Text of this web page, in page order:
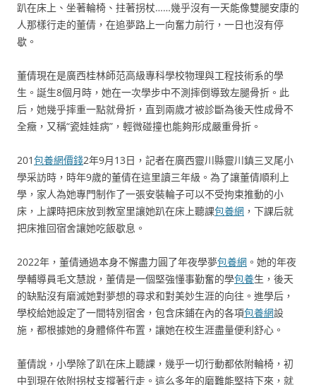
趴在床上、坐著輪椅、拄著拐杖……幾乎沒有一天能像雙腿安康的
人那樣行走的董倩，在追夢路上一向奮力前行，一日也沒有停
歇。
董倩現在是廣西桂林師范高級專科學校物理與工程技術系的學
生。誕生8個月時，她在一次學步中不測摔倒導致左腿骨折。此
后，她幾乎摔重一點就骨折，直到兩歲才被診斷為後天性成骨不
全癥，又稱“瓷娃娃病”，輕微碰撞也能夠形成嚴重骨折。
201包養網價錢2年9月13日，記者在廣西靈川縣靈川鎮三叉尾小
學采訪時，時年9歲的董倩在這里讀三年級。為了讓董倩順利上
學，家人為她專門制作了一張安裝輪子可以不受拘束推動的小
床，上課時把床放到教室里讓她趴在床上聽課包養網 ，下課后就
把床推回宿舍讓她吃飯歇息。
2022年，董倩通過本身不懈盡力圓了年夜學夢包養網 。她的年夜
學輔導員毛文慧說，董倩是一個堅強懂事勤奮的學包養生，後天
的缺點沒有磨滅她對夢想的尋求和對美妙生涯的向往。進學后，
學校給她設定了一間特別宿舍，包含床鋪在內的各項包養網設
施，都根據她的身體條件布置，讓她在校生涯盡量便利舒心。
董倩說，小學除了趴在床上聽課，幾乎一切行動都依附輪椅，初
中到現在依附拐杖支撐著行走。這么多年的磨難能堅持下來，就